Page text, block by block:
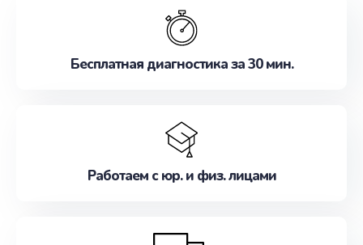
наилучшим образом. Не медлите записаться на
Бесплатная диагностика за 30 мин.
Работаем с юр. и физ. лицами